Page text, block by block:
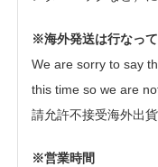
※海外発送は行なって
We are sorry to say
this time so we are
請允許不接受海外出貨
※営業時間